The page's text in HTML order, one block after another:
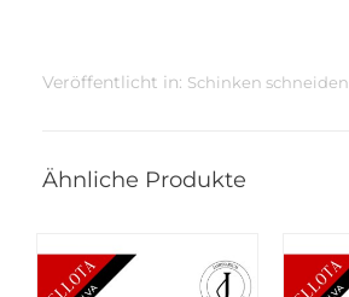
Veröffentlicht in: Schinken schneiden
Ähnliche Produkte